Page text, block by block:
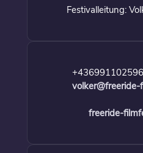
Festivalleitung:
freeride-